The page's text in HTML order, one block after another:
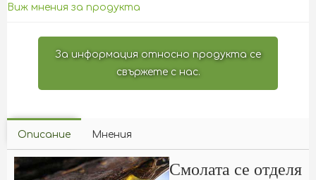
Виж мнения за продукта
За информация относно продукта се
свържете с нас.
Описание Мнения
Смолата се отделя